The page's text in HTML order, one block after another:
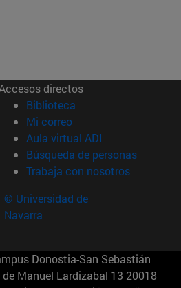
directos
Biblioteca (abre en nueva
Mi correo(abre en nueva
Aula virtual ADI (abre en
Búsqueda de personas(abre en
Trabaja con nosotros(abre en
© Universidad de
Navarra
Donostia-San Sebastián
de Manuel Lardizabal 13 20018